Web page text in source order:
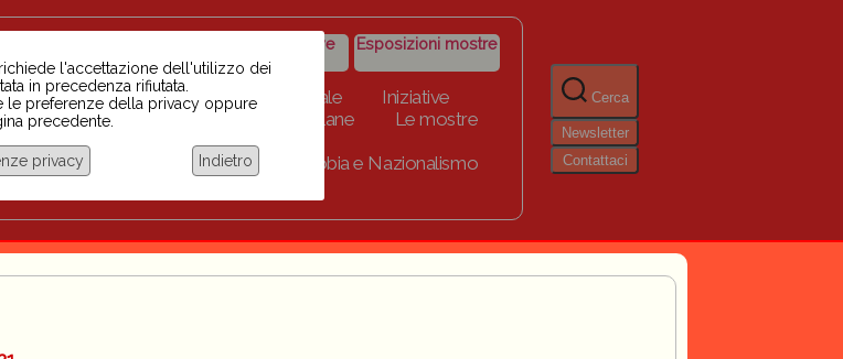
iniziative
Storico iniziative Esposizioni mostre
Scuola BINARI Biblioteca digitale
Iniziative
le scuole 2023-2024
Link Collane
Le mostre
Chi siamo
Docenti contro Razzismo, Xenofobia e Nazionalismo
Cerca
Newsletter
Contattaci
l'accettazione dell'utilizzo dei
in precedenza rifiutata.
le preferenze della privacy oppure
precedente.
privacy Indietro